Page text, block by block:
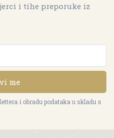
i tihe preporuke iz
me
i obradu podataka u skladu s